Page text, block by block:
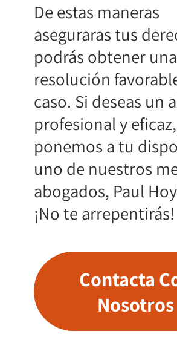
De estas maneras
aseguraras tus
podrás obtener una
resolución
caso. Si deseas un
profesional y eficaz,
ponemos a tu
uno de nuestros
abogados, Paul
¡No te arrepentirás!
Contacta
Nosotros